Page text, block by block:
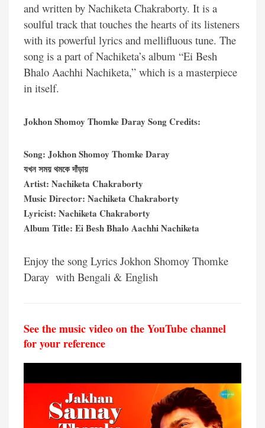
and written by Nachiketa Chakraborty. It is a
soulful track that touches the hearts of its listeners
with its powerful lyrics and mellifluous tune. The
song is a part of Nachiketa’s album “Ei Besh
Bhalo Aachhi Nachiketa,” which is a masterpiece
in itself.
Jokhon Shomoy Thomke Daray Song Credits:
Song: Jokhon Shomoy Thomke Daray
যখন সময় থমকে দাঁড়ায়
Artist: Nachiketa Chakraborty
Music Director: Nachiketa Chakraborty
Lyricist: Nachiketa Chakraborty
Album Title: Ei Besh Bhalo Aachhi Nachiketa
Enjoy the song Lyrics Jokhon Shomoy Thomke
Daray with Bengali & English
See the music video on the YouTube channel
for your reference